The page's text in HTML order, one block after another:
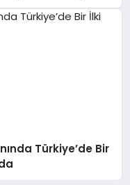
Türkiye’de Bir